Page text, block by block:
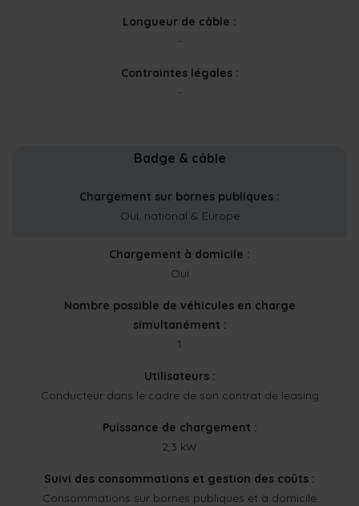
Longueur de câble :
-
Contraintes légales :
-
Badge & câble
Chargement sur bornes publiques :
Oui, national & Europe
Chargement à domicile :
Oui
Nombre possible de véhicules en charge
simultanément :
1
Utilisateurs :
Conducteur dans le cadre de son contrat de leasing
Puissance de chargement :
2,3 kW
Suivi des consommations et gestion des coûts :
Consommations sur bornes publiques et à domicile